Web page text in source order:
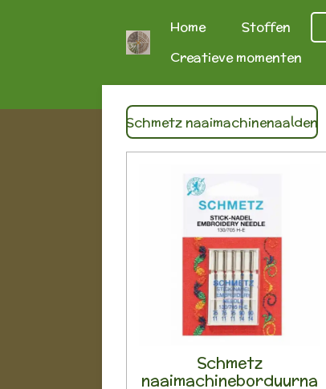
Home Stoffen
Creatieve momenten
Schmetz naaimachinenaalden
Schmetz
naaimachineborduurna